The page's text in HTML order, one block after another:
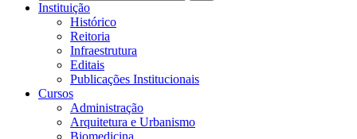
Instituição
Histórico
Reitoria
Infraestrutura
Editais
Publicações Institucionais
Cursos
Administração
Arquitetura e Urbanismo